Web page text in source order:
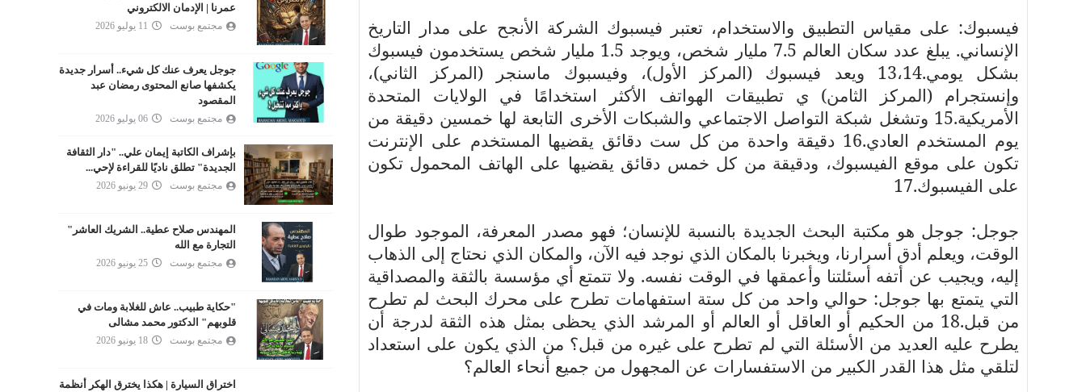
فيسبوك: على مقياس التطبيق والاستخدام، تعتبر فيسبوك الشركة الأنجح على مدار التاريخ
الإنساني. يبلغ عدد سكان العالم 7.5 مليار شخص، ويوجد 1.5 مليار شخص يستخدمون فيسبوك
بشكل يومي.13،14 ويعد فيسبوك (المركز الأول)، وفيسبوك ماسنجر (المركز الثاني)،
وإنستجرام (المركز الثامن) ي تطبيقات الهواتف الأكثر استخدامًا في الولايات المتحدة
الأمريكية.15 وتشغل شبكة التواصل الاجتماعي والشبكات الأخرى التابعة لها خمسين دقيقة من
يوم المستخدم العادي.16 دقيقة واحدة من كل ست دقائق يقضيها المستخدم على الإنترنت
تكون على موقع الفيسبوك، ودقيقة من كل خمس دقائق يقضيها على الهاتف المحمول تكون
على الفيسبوك.17
جوجل: جوجل هو مكتبة البحث الجديدة بالنسبة للإنسان؛ فهو مصدر المعرفة، الموجود طوال
الوقت، ويعلم أدق أسرارنا، ويخبرنا بالمكان الذي نوجد فيه الآن، والمكان الذي نحتاج إلى الذهاب
إليه، ويجيب عن أتفه أسئلتنا وأعمقها في الوقت نفسه. ولا تتمتع أي مؤسسة بالثقة والمصداقية
التي يتمتع بها جوجل: حوالي واحد من كل ستة استفهامات تطرح على محرك البحث لم تطرح
من قبل.18 من الحكيم أو العاقل أو العالم أو المرشد الذي يحظى بمثل هذه الثقة لدرجة أن
يطرح عليه العديد من الأسئلة التي لم تطرح على غيره من قبل؟ من الذي يكون على استعداد
لتلقي مثل هذا القدر الكبير من الاستفسارات عن المجهول من جميع أنحاء العالم؟
عمرنا | الإدمان الالكتروني
مجتمع بوست 11 يوليو 2026
جوجل يعرف عنك كل شيء.. أسرار جديدة
يكشفها صانع المحتوى رمضان عبد
المقصود
مجتمع بوست 06 يوليو 2026
بإشراف الكاتبة إيمان علي.. "دار الثقافة
الجديدة" تطلق ناديًا للقراءة لإحي...
مجتمع بوست 29 يونيو 2026
المهندس صلاح عطية.. الشريك العاشر"
التجارة مع الله
مجتمع بوست 25 يونيو 2026
"حكاية طبيب.. عاش للغلابة ومات في
قلوبهم" الدكتور محمد مشالى
مجتمع بوست 18 يونيو 2026
اختراق السيارة | هكذا يخترق الهكر أنظمة